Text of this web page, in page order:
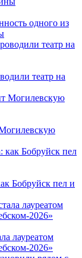
одного из
театр на
Бобруйск пел и
лауреатом
2026»